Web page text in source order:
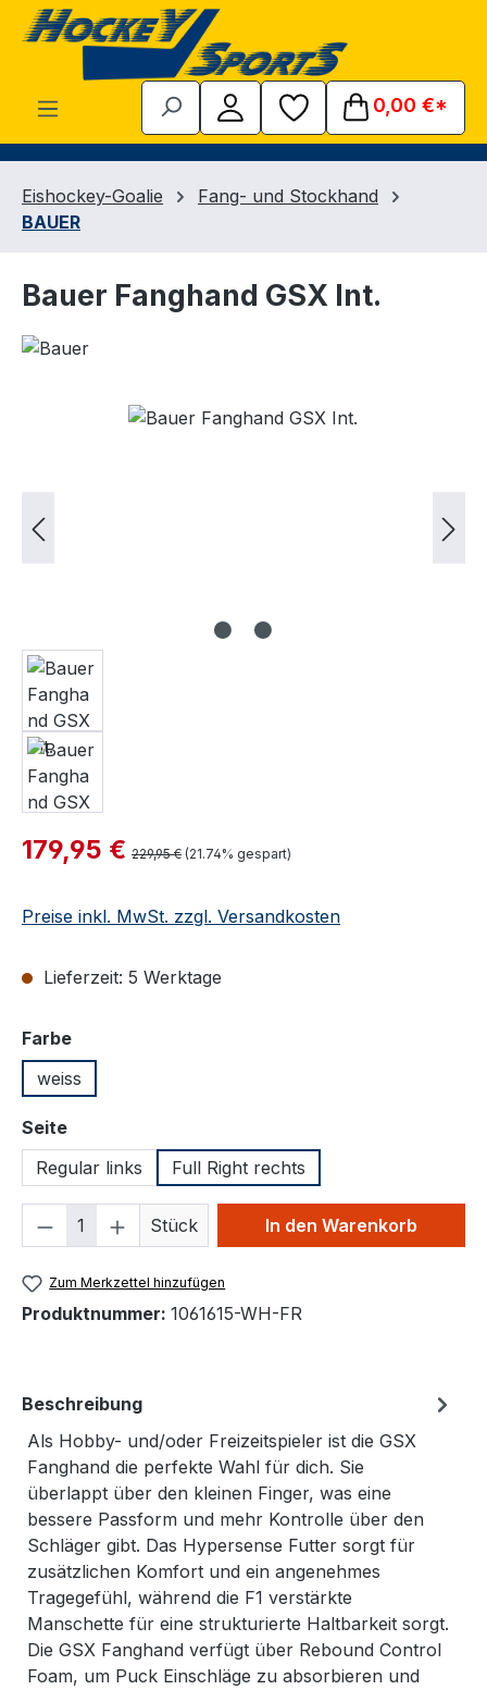
Zum Hauptinhalt springen
0,00 €*
Eishockey-Goalie
Fang- und Stockhand
BAUER
Bauer Fanghand GSX Int.
Bildergalerie überspringen
Verkaufspreis:
179,95 € Regulärer Preis:
229,95 € (21.74% gespart)
Preise inkl. MwSt. zzgl. Versandkosten
Lieferzeit: 5 Werktage
Farbeauswählen
weiss
Seiteauswählen
Regular links
Full Right rechts
Produkt Anzahl: Gib den
Stück In den Warenkorb
Zum Merkzettel hinzufügen
Produktnummer: 1061615-WH-FR
Beschreibung
Als Hobby- und/oder Freizeitspieler ist die GSX
Fanghand die perfekte Wahl für dich. Sie
überlappt über den kleinen Finger, was eine
bessere Passform und mehr Kontrolle über den
Schläger gibt. Das Hypersense Futter sorgt für
zusätzlichen Komfort und ein angenehmes
Tragegefühl, während die F1 verstärkte
Manschette für eine strukturierte Haltbarkeit sorgt.
Die GSX Fanghand verfügt über Rebound Control
Foam, um Puck Einschläge zu absorbieren und